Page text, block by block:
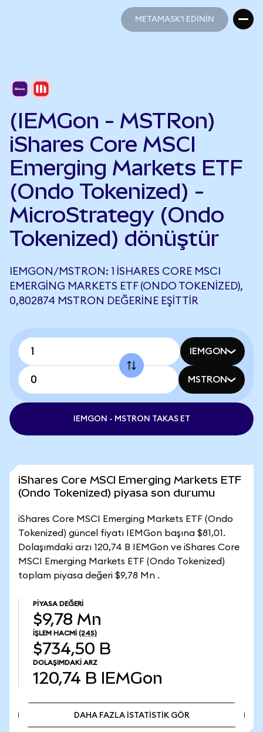
METAMASK'I EDİNİN
(IEMGon - MSTRon)
iShares Core MSCI
Emerging Markets ETF
(Ondo Tokenized) -
MicroStrategy (Ondo
Tokenized) dönüştür
IEMGON/MSTRON: 1 ISHARES CORE MSCI
EMERGING MARKETS ETF (ONDO TOKENIZED),
0,802874 MSTRON DEĞERINE EŞITTIR
IEMGON
MSTRON
IEMGON - MSTRON TAKAS ET
iShares Core MSCI Emerging Markets ETF
(Ondo Tokenized) piyasa son durumu
iShares Core MSCI Emerging Markets ETF (Ondo
Tokenized) güncel fiyatı IEMGon başına $81,01.
Dolaşımdaki arzı 120,74 B IEMGon ve iShares Core
MSCI Emerging Markets ETF (Ondo Tokenized)
toplam piyasa değeri $9,78 Mn .
PIYASA DEĞERI
$9,78 Mn
İŞLEM HACMI (24S)
$734,50 B
DOLAŞIMDAKI ARZ
120,74 B IEMGon
DAHA FAZLA İSTATİSTİK GÖR